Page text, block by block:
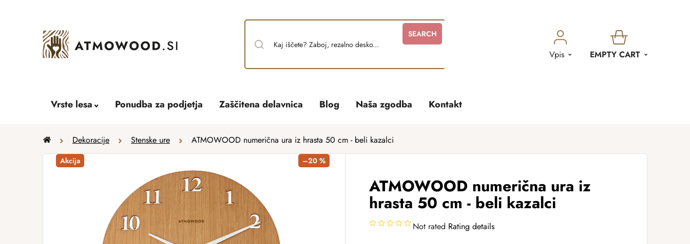
SEARCH
Vpis
SHOPPING
EMPTY CART
Vrste lesa Ponudba za podjetja Zaščitena delavnica Blog Naša zgodba Kontakt
Home Dekoracije Stenske ure ATMOWOOD numerična ura iz hrasta 50 cm - beli kazalci
ATMOWOOD numerična ura iz
hrasta 50 cm - beli kazalci
Not rated Rating details
Akcija –20 %